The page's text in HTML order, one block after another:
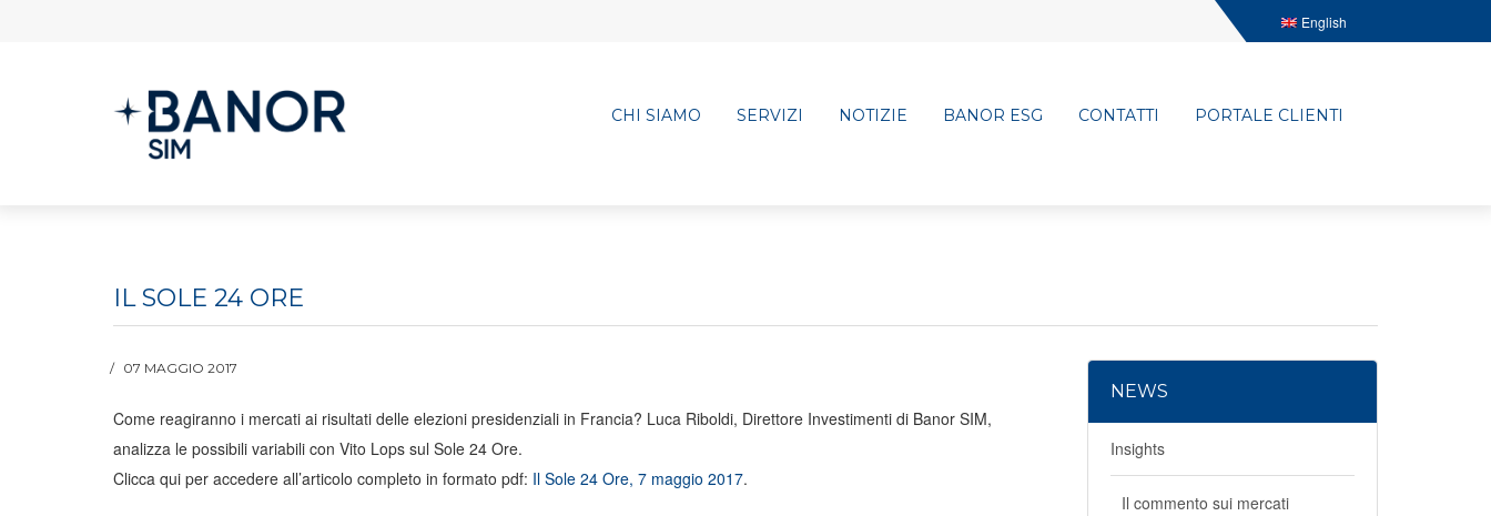
English
CHI SIAMO SERVIZI NOTIZIE BANOR ESG CONTATTI PORTALE CLIENTI
IL SOLE 24 ORE
07 MAGGIO 2017
Come reagiranno i mercati ai risultati delle elezioni presidenziali in Francia? Luca Riboldi, Direttore Investimenti di Banor SIM,
analizza le possibili variabili con Vito Lops sul Sole 24 Ore.
Clicca qui per accedere all’articolo completo in formato pdf: Il Sole 24 Ore, 7 maggio 2017.
NEWS
Insights
Il commento sui mercati